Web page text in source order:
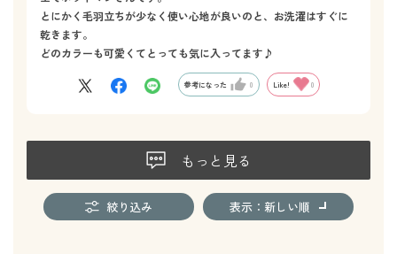
とにかく毛羽立ちが少なく使い心地が良いのと、お洗濯はすぐに
乾きます。
どのカラーも可愛くてとっても気に入ってます♪
参考になった 0 Like! 0
もっと見る
絞り込み 表示：新しい順